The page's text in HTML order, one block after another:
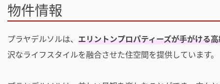
物件情報
プラヤデルソルは、 エリントンプロパティーズが手がける
沢なライフスタイルを融合させた住空間を提供しています。